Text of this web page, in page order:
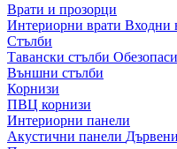
Врати и прозорци
Интериорни врати Входни
Стълби
Тавански стълби
Външни стълби
Корнизи
ПВЦ корнизи
Интериорни панели
Акустични панели